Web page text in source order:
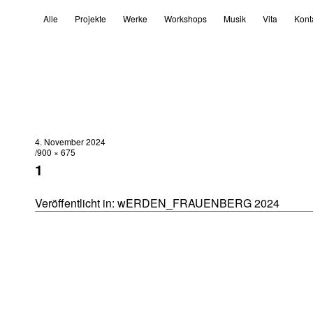
Alle Projekte Werke Workshops Musik Vita
4. November 2024
900 × 675
1
Veröffentlicht in: wERDEN_FRAUENBERG 2024